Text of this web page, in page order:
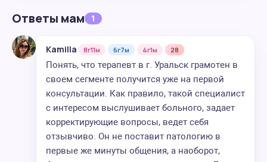
Ответы мам 1
Kamilla 8г11м 6г7м 4г1м 28
Понять, что терапевт в г. Уральск грамотен в
своем сегменте получится уже на первой
консультации. Как правило, такой специалист
с интересом выслушивает больного, задает
корректирующие вопросы, ведет себя
отзывчиво. Он не поставит патологию в
первые же минуты общения, а наоборот,